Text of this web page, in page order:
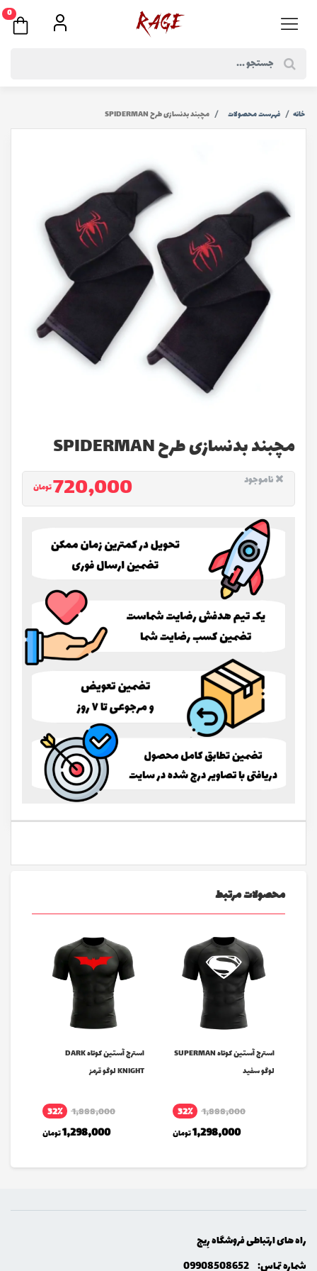
0
خانه فهرست محصولات مچبند بدنسازی طرح SPIDERMAN
مچبند بدنسازی طرح SPIDERMAN
ناموجود 720,000تومان
محصولات مرتبط
استرج آستین کوتاه SUPERMAN
لوگو سفید
1,888,000 32٪
1,298,000تومان
استرج آستین کوتاه DARK
KNIGHT لوگو قرمز
1,888,000 32٪
1,298,000تومان
راه های ارتباطی فروشگاه رِيج
شماره تماس: 09908508652